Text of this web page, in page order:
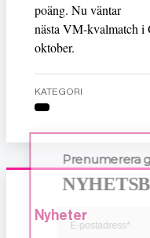
poäng. Nu väntar
nästa VM-kvalmatch i
oktober.
KATEGORI
Nyheter